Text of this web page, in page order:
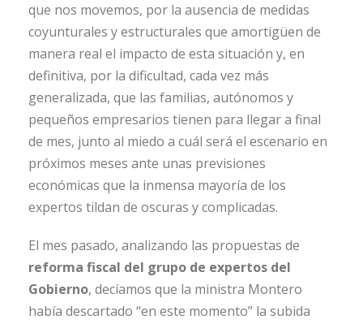
que nos movemos, por la ausencia de medidas
coyunturales y estructurales que amortigüen de
manera real el impacto de esta situación y, en
definitiva, por la dificultad, cada vez más
generalizada, que las familias, autónomos y
pequeños empresarios tienen para llegar a final
de mes, junto al miedo a cuál será el escenario en
próximos meses ante unas previsiones
económicas que la inmensa mayoría de los
expertos tildan de oscuras y complicadas.
El mes pasado, analizando las propuestas de
reforma fiscal del grupo de expertos del
Gobierno, decíamos que la ministra Montero
había descartado “en este momento” la subida